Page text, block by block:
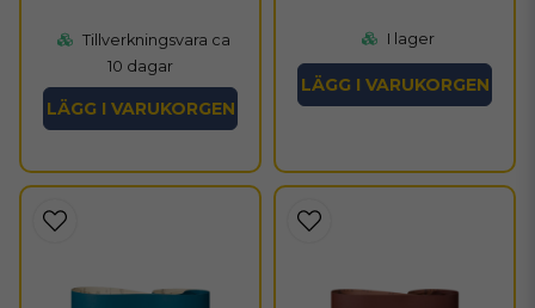
Tillverkningsvara ca
10 dagar
LÄGG I VARUKORGEN
I lager
LÄGG I VARUKORGEN